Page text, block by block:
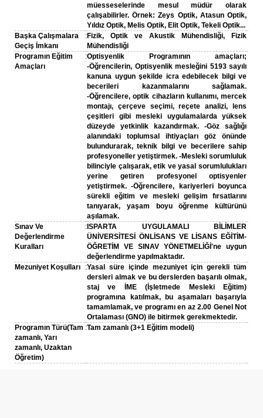
müesseselerinde mesul müdür olarak
çalışabilirler. Örnek: Zeys Optik, Atasun Optik,
Yıldız Optik, Melis Optik, Elit Optik, Tekeli Optik...
Başka Çalışmalara
Geçiş İmkanı
:Fizik, Optik ve Akustik Mühendisliği, Fizik
Mühendisliği
Programın Eğitim
Amaçları
:Optisyenlik Programının amaçları;
-Öğrencilerin, Optisyenlik mesleğini 5193 sayılı
kanuna uygun şekilde icra edebilecek bilgi ve
becerileri kazanmalarını sağlamak.
-Öğrencilere, optik cihazların kullanımı, mercek
montajı, çerçeve seçimi, reçete analizi, lens
çeşitleri gibi mesleki uygulamalarda yüksek
düzeyde yetkinlik kazandırmak. -Göz sağlığı
alanındaki toplumsal ihtiyaçları göz önünde
bulundurarak, teknik bilgi ve becerilere sahip
profesyoneller yetiştirmek. -Mesleki sorumluluk
bilinciyle çalışarak, etik ve yasal sorumlulukları
yerine getiren profesyonel optisyenler
yetiştirmek. -Öğrencilere, kariyerleri boyunca
sürekli eğitim ve mesleki gelişim fırsatlarını
tanıyarak, yaşam boyu öğrenme kültürünü
aşılamak.
Sınav Ve
Değerlendirme
Kuralları
: ISPARTA UYGULAMALI BİLİMLER
ÜNİVERSİTESİ ÖNLİSANS VE LİSANS EĞİTİM-
ÖĞRETİM VE SINAV YÖNETMELİĞİ'ne uygun
değerlendirme yapılmaktadır.
Mezuniyet Koşulları
:Yasal süre içinde mezuniyet için gerekli tüm
dersleri almak ve bu derslerden başarılı olmak,
staj ve İME (İşletmede Mesleki Eğitim)
programına katılmak, bu aşamaları başarıyla
tamamlamak, ve programı en az 2.00 Genel Not
Ortalaması (GNO) ile bitirmek gerekmektedir.
Programın Türü(Tam
zamanlı, Yarı
zamanlı, Uzaktan
Öğretim)
:Tam zamanlı (3+1 Eğitim modeli)